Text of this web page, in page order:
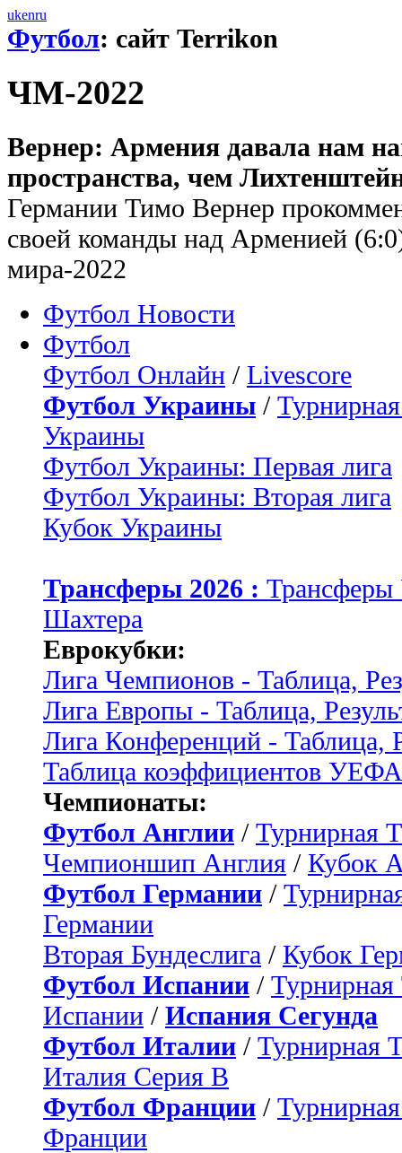
ukenru
Футбол: сайт Terrikon
ЧМ-2022
Вернер: Армения давала нам
пространства, чем
Германии Тимо Вернер
своей команды над Арменией
мира-2022
Футбол Новости
Футбол
Футбол Онлайн / Livescore
Футбол Украины /
Украины
Футбол Украины: Первая лига
Футбол Украины: Вторая лига
Кубок Украины
Трансферы 2026 :
Шахтера
Еврокубки:
Лига Чемпионов - Таблица,
Лига Европы - Таблица,
Лига Конференций - Таблица,
Таблица коэффициентов УЕФА
Чемпионаты:
Футбол Англии / Турнирная
Чемпионшип Англия / Кубок
Футбол Германии /
Германии
Вторая Бундеслига / Кубок
Футбол Испании / Турнирная
Испании / Испания Сегунда
Футбол Италии / Турнирная
Италия Серия B
Футбол Франции /
Франции